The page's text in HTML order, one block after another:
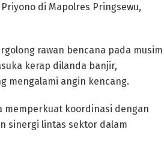
di Mapolres Pringsewu,
rawan bencana pada musim
kerap dilanda banjir,
mengalami angin kencang.
memperkuat koordinasi dengan
sinergi lintas sektor dalam